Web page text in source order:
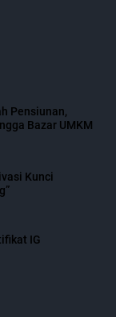
Pensiunan,
Bazar UMKM
Kunci
IG